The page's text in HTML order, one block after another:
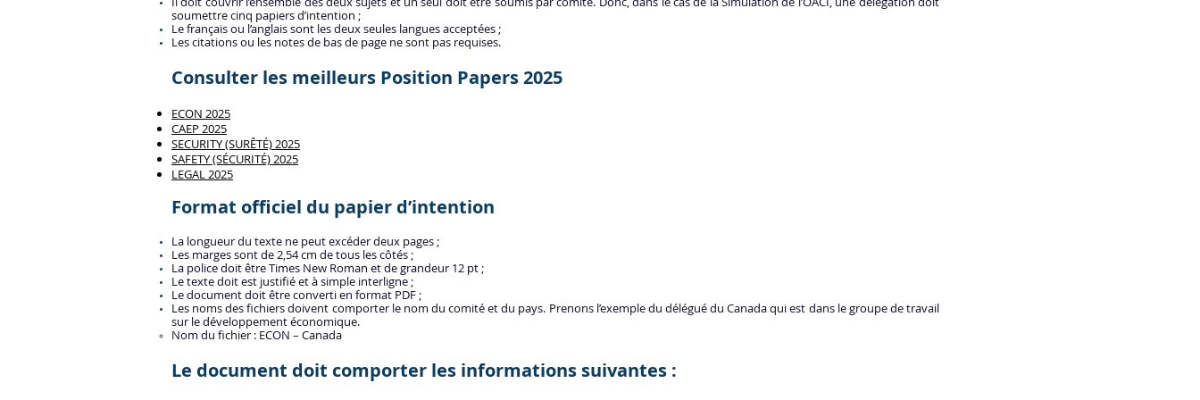
soumettre cinq papiers d’intention ;
Le français ou l’anglais sont les deux seules langues acceptées ;
Les citations ou les notes de bas de page ne sont pas requises.
Consulter les meilleurs Position Papers 2025
ECON 2025
CAEP 2025
SECURITY (SURÊTÉ) 2025
SAFETY (SÉCURITÉ) 2025
LEGAL 2025
Format officiel du papier d’intention
La longueur du texte ne peut excéder deux pages ;
Les marges sont de 2,54 cm de tous les côtés ;
La police doit être Times New Roman et de grandeur 12 pt ;
Le texte doit est justifié et à simple interligne ;
Le document doit être converti en format PDF ;
Les noms des fichiers doivent comporter le nom du comité et du pays. Prenons l’exemple du délégué du Canada qui est dans le groupe de travail
sur le développement économique.
Nom du fichier : ECON – Canada
Le document doit comporter les informations suivantes :